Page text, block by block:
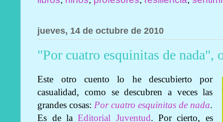
jueves, 14 de octubre de 2010
"Por cuatro esquinitas de nada",
Este otro cuento lo he descubierto por
casualidad, como se descubren a veces las
grandes cosas: Por cuatro esquinitas de nada.
Es de laEditorial Juventud. Por cierto, es